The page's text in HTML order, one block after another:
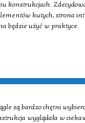
konstrukcjach.
kutych, strona
będzie użyć w praktyce.
są bardzo chętni
wyglądała w